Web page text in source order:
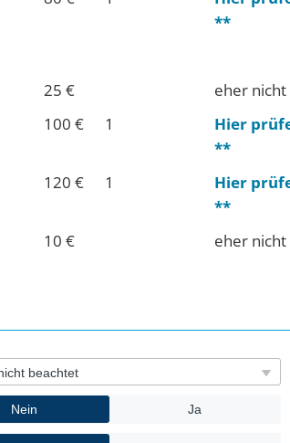
**
25 €
eher nicht
100 € 1
Hier
**
120 € 1
Hier
**
10 € eher nicht